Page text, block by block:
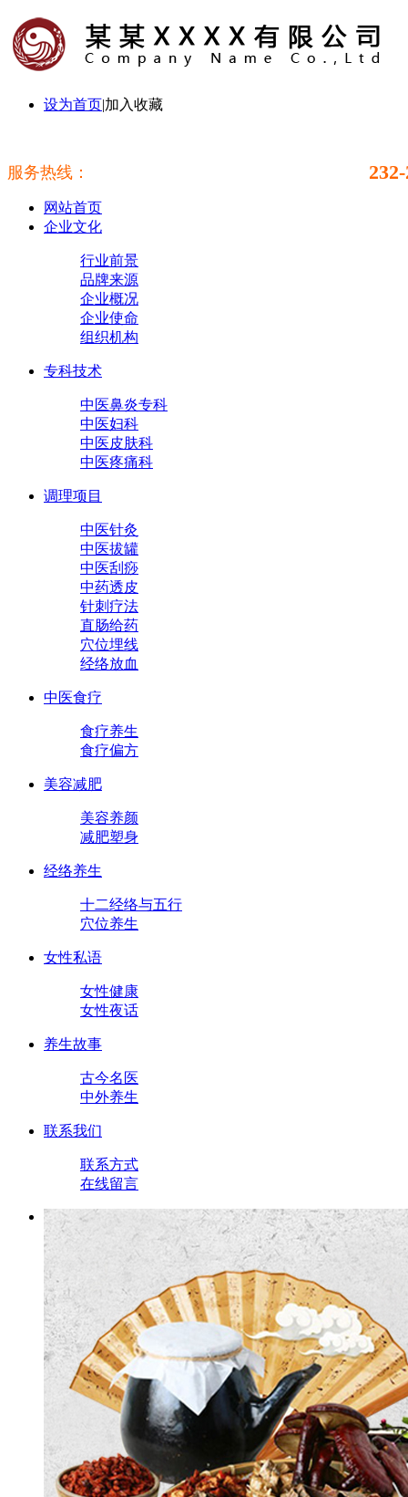
设为首页|加入收藏
服务热线：
网站首页
企业文化
行业前景
品牌来源
企业概况
企业使命
组织机构
专科技术
中医鼻炎专科
中医妇科
中医皮肤科
中医疼痛科
调理项目
中医针灸
中医拔罐
中医刮痧
中药透皮
针刺疗法
直肠给药
穴位埋线
经络放血
中医食疗
食疗养生
食疗偏方
美容减肥
美容养颜
减肥塑身
经络养生
十二经络与五行
穴位养生
女性私语
女性健康
女性夜话
养生故事
古今名医
中外养生
联系我们
联系方式
在线留言